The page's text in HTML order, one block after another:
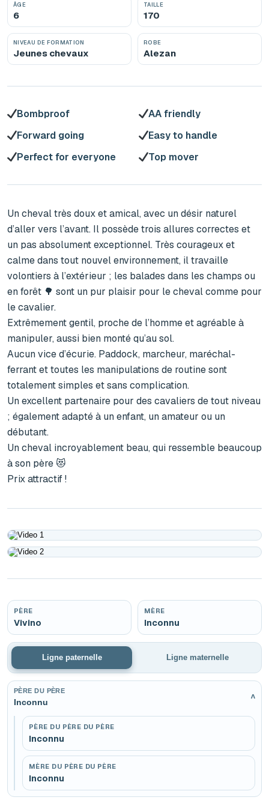
ÂGE
6
TAILLE
170
NIVEAU DE FORMATION
Jeunes chevaux
ROBE
Alezan
Bombproof
AA friendly
Forward going
Easy to handle
Perfect for everyone
Top mover
Un cheval très doux et amical, avec un désir naturel
d’aller vers l’avant. Il possède trois allures correctes et
un pas absolument exceptionnel. Très courageux et
calme dans tout nouvel environnement, il travaille
volontiers à l’extérieur ; les balades dans les champs ou
en forêt 🌳 sont un pur plaisir pour le cheval comme pour
le cavalier.
Extrêmement gentil, proche de l’homme et agréable à
manipuler, aussi bien monté qu’au sol.
Aucun vice d’écurie. Paddock, marcheur, maréchal-
ferrant et toutes les manipulations de routine sont
totalement simples et sans complication.
Un excellent partenaire pour des cavaliers de tout niveau
; également adapté à un enfant, un amateur ou un
débutant.
Un cheval incroyablement beau, qui ressemble beaucoup
à son père 😻
Prix attractif !
Play
PÈRE
Vivino
MÈRE
Inconnu
Ligne paternelle Ligne maternelle
PÈRE DU PÈRE
Inconnu v
PÈRE DU PÈRE DU PÈRE
Inconnu
MÈRE DU PÈRE DU PÈRE
Inconnu